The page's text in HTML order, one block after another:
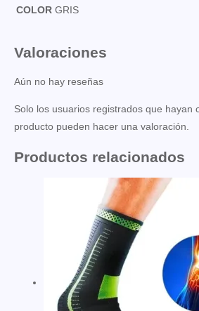
COLOR GRIS
Valoraciones
Aún no hay reseñas
Solo los usuarios registrados que hayan
producto pueden hacer una valoración.
Productos relacionados